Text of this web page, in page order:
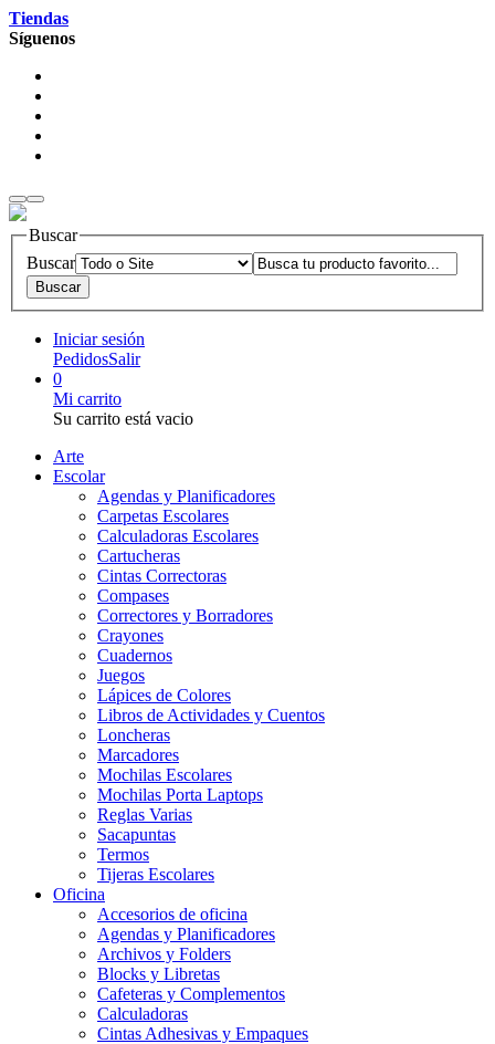
Tiendas
Síguenos
Buscar
Buscar
Iniciar sesión
PedidosSalir
0
Mi carrito
Su carrito está vacio
Arte
Escolar
Agendas y Planificadores
Carpetas Escolares
Calculadoras Escolares
Cartucheras
Cintas Correctoras
Compases
Correctores y Borradores
Crayones
Cuadernos
Juegos
Lápices de Colores
Libros de Actividades y Cuentos
Loncheras
Marcadores
Mochilas Escolares
Mochilas Porta Laptops
Reglas Varias
Sacapuntas
Termos
Tijeras Escolares
Oficina
Accesorios de oficina
Agendas y Planificadores
Archivos y Folders
Blocks y Libretas
Cafeteras y Complementos
Calculadoras
Cintas Adhesivas y Empaques